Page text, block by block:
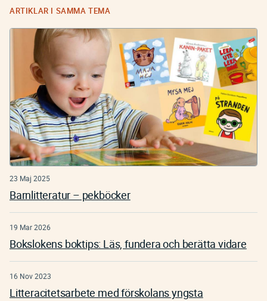
ARTIKLAR I SAMMA TEMA
23 Maj 2025
Barnlitteratur – pekböcker
19 Mar 2026
Bokslokens boktips: Läs, fundera och berätta vidare
16 Nov 2023
Litteracitetsarbete med förskolans yngsta